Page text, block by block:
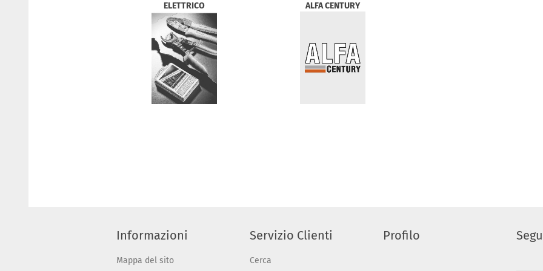
ELETTRICO ALFA CENTURY
Informazioni
Mappa del sito
Servizio Clienti
Cerca
Profilo